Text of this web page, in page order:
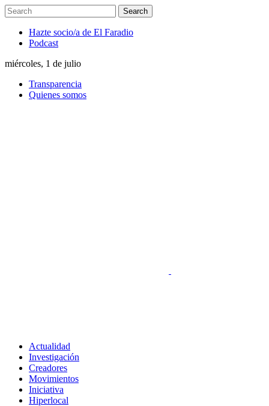
Hazte socio/a de El Faradio
Podcast
miércoles, 1 de julio
Transparencia
Quienes somos
Actualidad
Investigación
Creadores
Movimientos
Iniciativa
Hiperlocal